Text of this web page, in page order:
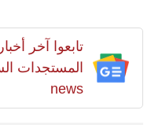
تابعوا آخر
news